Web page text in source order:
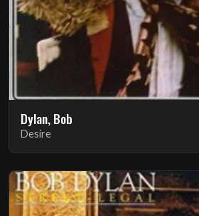
Dylan, Bob
Desire